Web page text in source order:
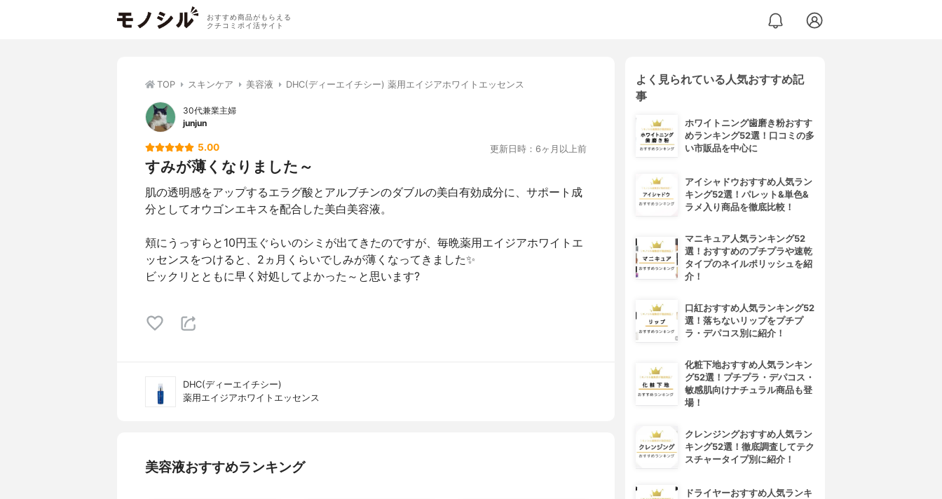
おすすめ商品がもらえる
クチコミポイ活サイト
TOP スキンケア 美容液 DHC(ディーエイチシー) 薬用エイジアホワイトエッセンス
30代兼業主婦
junjun
5.00 更新日時：6ヶ月以上前
すみが薄くなりました～
肌の透明感をアップするエラグ酸とアルブチンのダブルの美白有効成分に、サポート成
分としてオウゴンエキスを配合した美白美容液。
頬にうっすらと10円玉ぐらいのシミが出てきたのですが、毎晩薬用エイジアホワイトエ
ッセンスをつけると、2ヵ月くらいでしみが薄くなってきました✨
ビックリとともに早く対処してよかった～と思います?
DHC(ディーエイチシー)
薬用エイジアホワイトエッセンス
美容液おすすめランキング
よく見られている人気おすすめ記
事
ホワイトニング歯磨き粉おすす
めランキング52選！口コミの多
い市販品を中心に
アイシャドウおすすめ人気ラン
キング52選！パレット&単色&
ラメ入り商品を徹底比較！
マニキュア人気ランキング52
選！おすすめのプチプラや速乾
タイプのネイルポリッシュを紹
介！
口紅おすすめ人気ランキング52
選！落ちないリップをプチプ
ラ・デパコス別に紹介！
化粧下地おすすめ人気ランキン
グ52選！プチプラ・デパコス・
敏感肌向けナチュラル商品も登
場！
クレンジングおすすめ人気ラン
キング52選！徹底調査してテク
スチャータイプ別に紹介！
ドライヤーおすすめ人気ランキ